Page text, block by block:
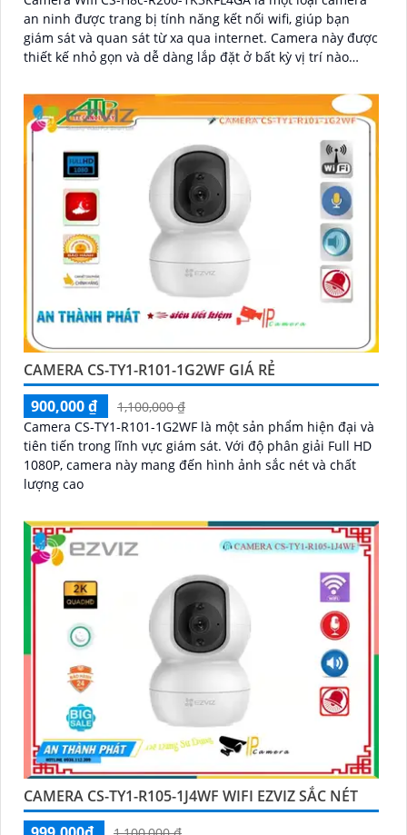
an ninh được trang bị tính năng kết nối wifi, giúp bạn
giám sát và quan sát từ xa qua internet. Camera này được
thiết kế nhỏ gọn và dễ dàng lắp đặt ở bất kỳ vị trí nào
CAMERA CS-TY1-R101-1G2WF GIÁ RẺ
900,000 ₫
1,100,000 ₫
Camera CS-TY1-R101-1G2WF là một sản phẩm hiện đại và
tiên tiến trong lĩnh vực giám sát. Với độ phân giải Full HD
1080P, camera này mang đến hình ảnh sắc nét và chất
lượng cao
CAMERA CS-TY1-R105-1J4WF WIFI EZVIZ SẮC NÉT